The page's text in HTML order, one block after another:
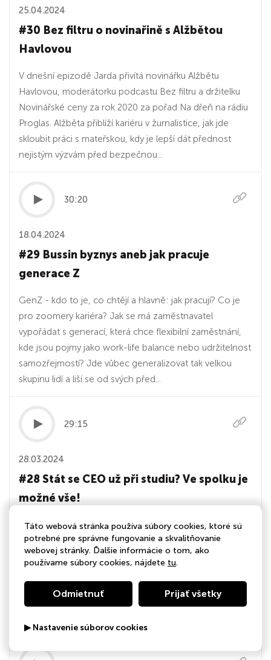
25.04.2024
#30 Bez filtru o novinařině s Alžbětou
Havlovou
V dnešní epizodě Jarda přivítá novinářku Alžbětu
Havlovou, moderátorku podcastu Bez filtru a držitelku
Novinářské ceny za rok 2020 za pořad Na dřeň na rádiu
Proglas. Alžběta přiblíží kariéru v žurnalistice, jak jde
skloubit práci s mateřskou, kdy je lepší dát přednost
nejistým výzvám před bezpečnou...
30:20
18.04.2024
#29 Bussin byznys aneb jak pracuje
generace Z
GenZ - kdo to je, co chtějí a hlavně: jak pracují? Co je
pro zoomery kariéra? Jak se má zaměstnavatel
vypořádat s generací, která chce flexibilní zaměstnání,
kde jsou pojmy jako work-life balance nebo udržitelnost
samozřejmostí? Jde vůbec generalizovat tak velkou
skupinu lidí a liší se od svých před...
29:15
28.03.2024
#28 Stát se CEO už při studiu? Ve spolku je
možné vše!
Proč být součástí spolku? Pomůže to studentům nebo
absolventům v hledání práce? Kde najít balanc mezi
růstem ve spolku bez nároku na honorář oproti
nabídku spolků a neziskovek, kde se uchytit ->
https://bit.ly/3vvgDwf Jarda dnes zpovídá naši milou
Táto webová stránka používa súbory cookies, ktoré sú
potrebné pre správne fungovanie a skvalitňovanie
webovej stránky. Ďalšie informácie o tom, ako
používame súbory cookies, nájdete tu.
Odmietnuť Prijať všetky
▶ Nastavenie súborov cookies